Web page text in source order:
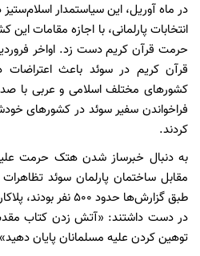
در ماه آوریل، این سیاستمدار
انتخابات پارلمانی، با اجازه مقامات
حرمت قرآن کریم دست زد. اواخر
قرآن کریم در سوئد باعث
کشورهای مختلف اسلامی و عربی با
فراخواندن سفیر سوئد در کشورهای
کردند.
به دنبال خبرساز شدن هتک حرمت
مقابل ساختمان پارلمان سوئد
طبق گزارش‌ها حدود ۵۰۰
در دست داشتند: «آتش زدن کتاب
توهین کردن علیه مسلمانان پایان